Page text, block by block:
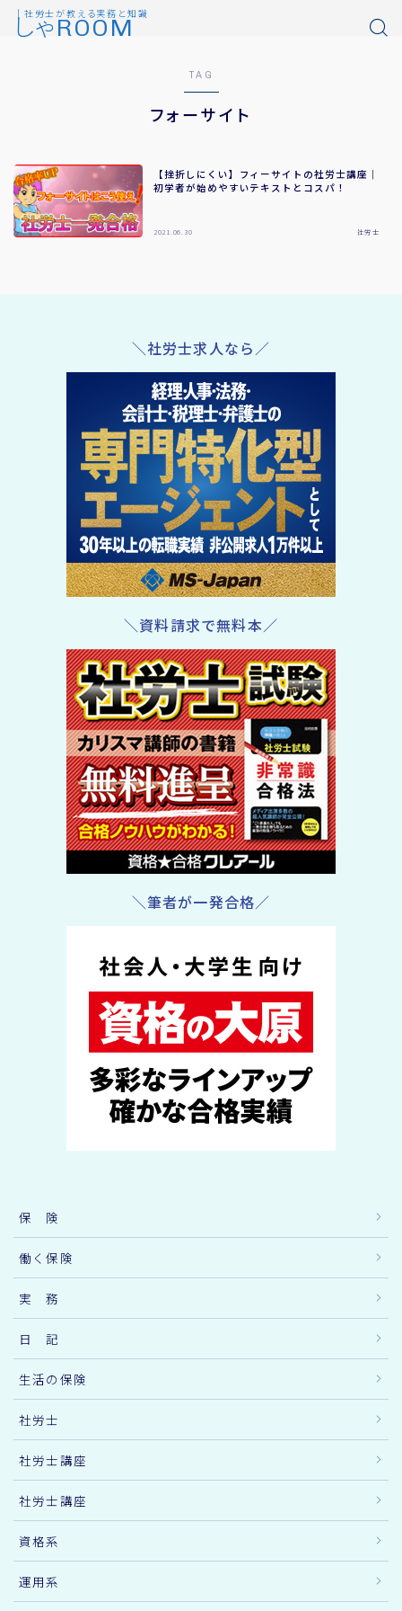
しゃROOM
｜社労士が教える実務と知識
TAG
フォーサイト
【挫折しにくい】フィーサイトの社労士講座｜
初学者が始めやすいテキストとコスパ！
2021.06.30 社労士
＼社労士求人なら／
＼資料請求で無料本／
＼筆者が一発合格／
保 険
働く保険
実 務
日 記
生活の保険
社労士
社労士講座
社労士講座
資格系
運用系